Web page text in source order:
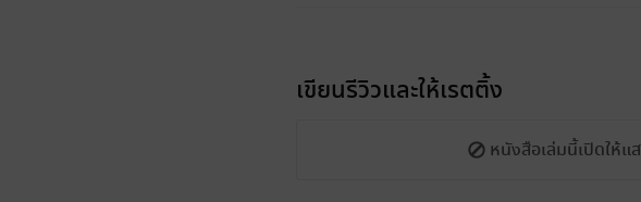
เขียนรีวิวและให้เรตติ้ง
หนังสือเล่มนี้เปิดให้แ